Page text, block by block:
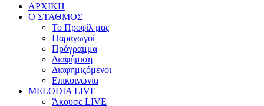
ΑΡΧΙΚΗ
Ο ΣΤΑΘΜΟΣ
Το Προφίλ μας
Παραγωγοί
Πρόγραμμα
Διαφήμιση
Διαφημιζόμενοι
Επικοινωνία
MELODIA LIVE
Άκουσε LIVE